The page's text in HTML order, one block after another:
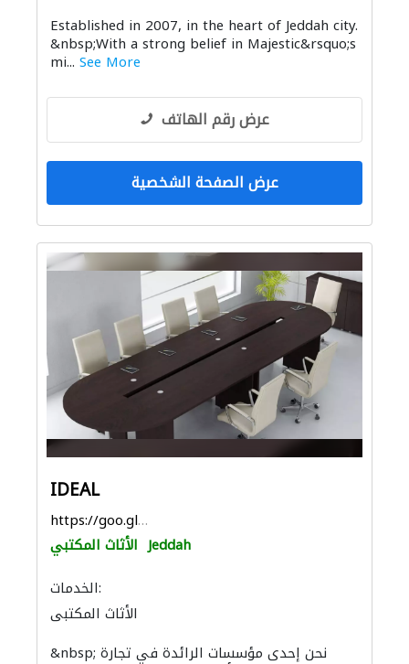
Established in 2007, in the heart of Jeddah city.
&nbsp;With a strong belief in Majestic&rsquo;s
mi... See More
عرض رقم الهاتف
عرض الصفحة الشخصية
IDEAL
https://goo.gl/maps/oZR8aevDszAW7jNm7
الأثاث المكتبي Jeddah
الخدمات:
الأثاث المكتبي
&nbsp; نحن إحدى مؤسسات الرائدة في تجارة